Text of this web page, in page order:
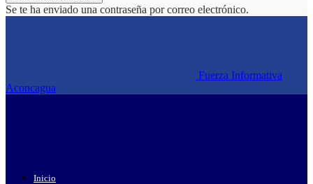
Se te ha enviado una contraseña por correo electrónico.
Fuerza Informativa
Aconcagua
Inicio